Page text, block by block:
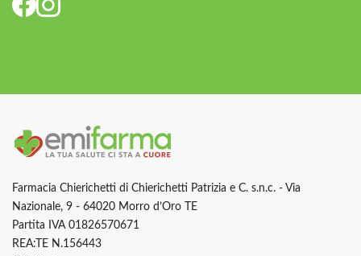
Farmacia Chierichetti di Chierichetti Patrizia e C. s.n.c. - Via
Nazionale, 9 - 64020 Morro d’Oro TE
Partita IVA 01826570671
REA:TE N.156443